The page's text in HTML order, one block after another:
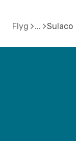
Flyg Sulaco